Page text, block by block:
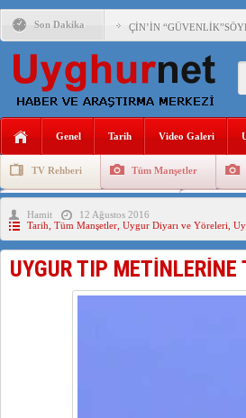
Son Dakika ÇİN’İN
ANAHTAR PARTİ
ÇİN’İN DOĞU
150 YILDIR KAYNAYAN
ÇİN’İN UYGUR
MHP’DEN URUMÇİ
Genel Tarih Video Galeri
TV Rehberi Tüm Manşetler
Uygurlarda Düğün ve Cenaze
Hamit
12 Ağustos 2016
Tarih Tüm Manşetler Uygur Diyarı ve Yöreleri
UYGUR TIP